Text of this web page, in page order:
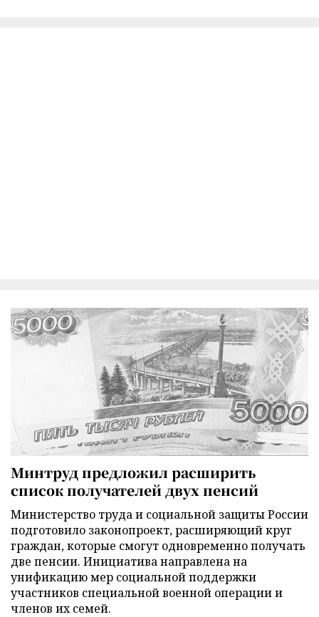
Минтруд предложил расширить
список получателей двух пенсий
Министерство труда и социальной защиты России
подготовило законопроект, расширяющий круг
граждан, которые смогут одновременно получать
две пенсии. Инициатива направлена на
унификацию мер социальной поддержки
участников специальной военной операции и
членов их семей.